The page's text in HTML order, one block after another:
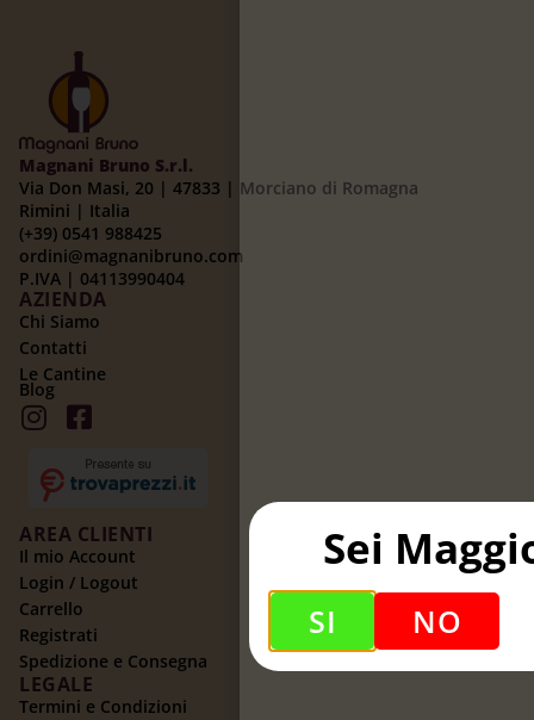
Magnani Bruno S.r.l.
Via Don Masi, 20 | 47833 | Morciano di Romagna
Rimini | Italia
(+39) 0541 988425
ordini@magnanibruno.com
P.IVA | 04113990404
AZIENDA
Chi Siamo
Contatti
Le Cantine
Blog
AREA CLIENTI
Il mio Account
Login / Logout
Carrello
Registrati
Spedizione e Consegna
LEGALE
Termini e Condizioni
Sei
SI NO